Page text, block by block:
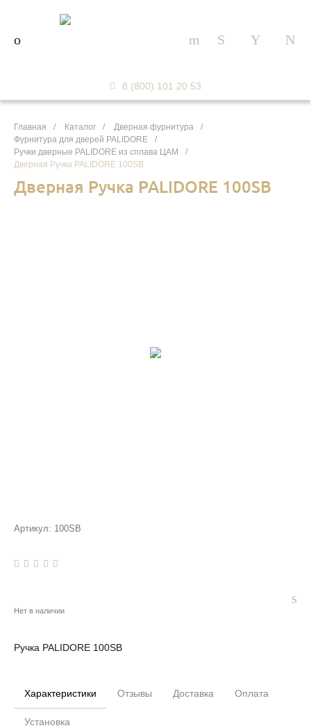
8 (800) 101 20 53
Главная / Каталог / Дверная фурнитура
/
Фурнитура для дверей PALIDORE
/
Ручки дверные PALIDORE из сплава ЦАМ
/
Дверная Ручка PALIDORE 100SB
Дверная Ручка PALIDORE 100SB
Артикул: 100SB
Нет в наличии
Ручка PALIDORE 100SB
Характеристики Отзывы Доставка Оплата
Установка